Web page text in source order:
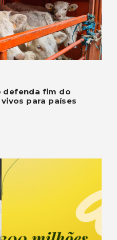
defenda fim do
para países